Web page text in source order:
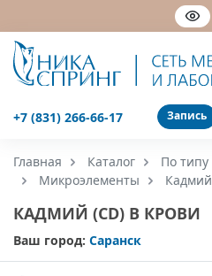
Запись
+7 (831) 266-66-17
Главная Каталог
По типу
Микроэлементы
КАДМИЙ (CD) В КРОВИ
Ваш город: Саранск